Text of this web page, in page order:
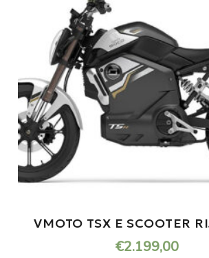
VMOTO TSX E SCOOTER
€2.199,00